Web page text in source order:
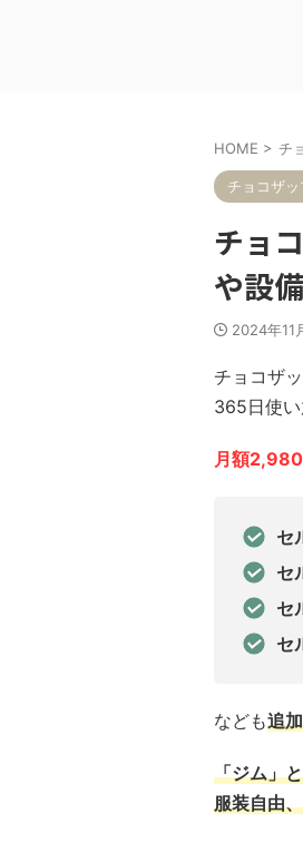
HOME > チ
チョコザッ
チョ
や設
2024年11
チョコザ
365日使い
月額
セ
セ
セ
セ
なども追
「ジム」
服装自由